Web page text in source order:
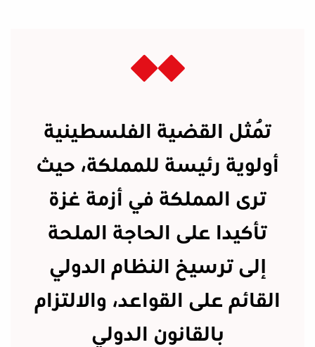
تُمثل القضية الفلسطينية
أولوية رئيسة للمملكة، حيث
ترى المملكة في أزمة غزة
تأكيدا على الحاجة الملحة
إلى ترسيخ النظام الدولي
القائم على القواعد، والالتزام
بالقانون الدولي